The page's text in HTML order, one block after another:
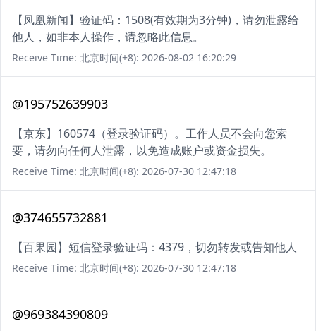
【凤凰新闻】验证码：1508(有效期为3分钟)，请勿泄露给
他人，如非本人操作，请忽略此信息。
Receive Time: 北京时间(+8): 2026-08-02 16:20:29
@195752639903
【京东】160574（登录验证码）。工作人员不会向您索
要，请勿向任何人泄露，以免造成账户或资金损失。
Receive Time: 北京时间(+8): 2026-07-30 12:47:18
@374655732881
【百果园】短信登录验证码：4379，切勿转发或告知他人
Receive Time: 北京时间(+8): 2026-07-30 12:47:18
@969384390809